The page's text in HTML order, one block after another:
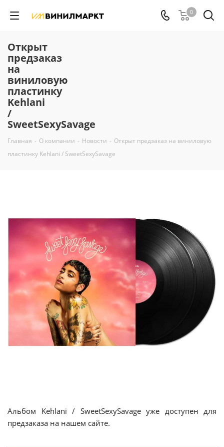
0
Открыт
предзаказ
на
виниловую
пластинку
Kehlani
/
SweetSexySavage
Главная - О компании - Новости - Открыт предзаказ на виниловую
пластинку Kehlani / SweetSexySavage
Альбом Kehlani / SweetSexySavage уже доступен для
предзаказа на нашем сайте.